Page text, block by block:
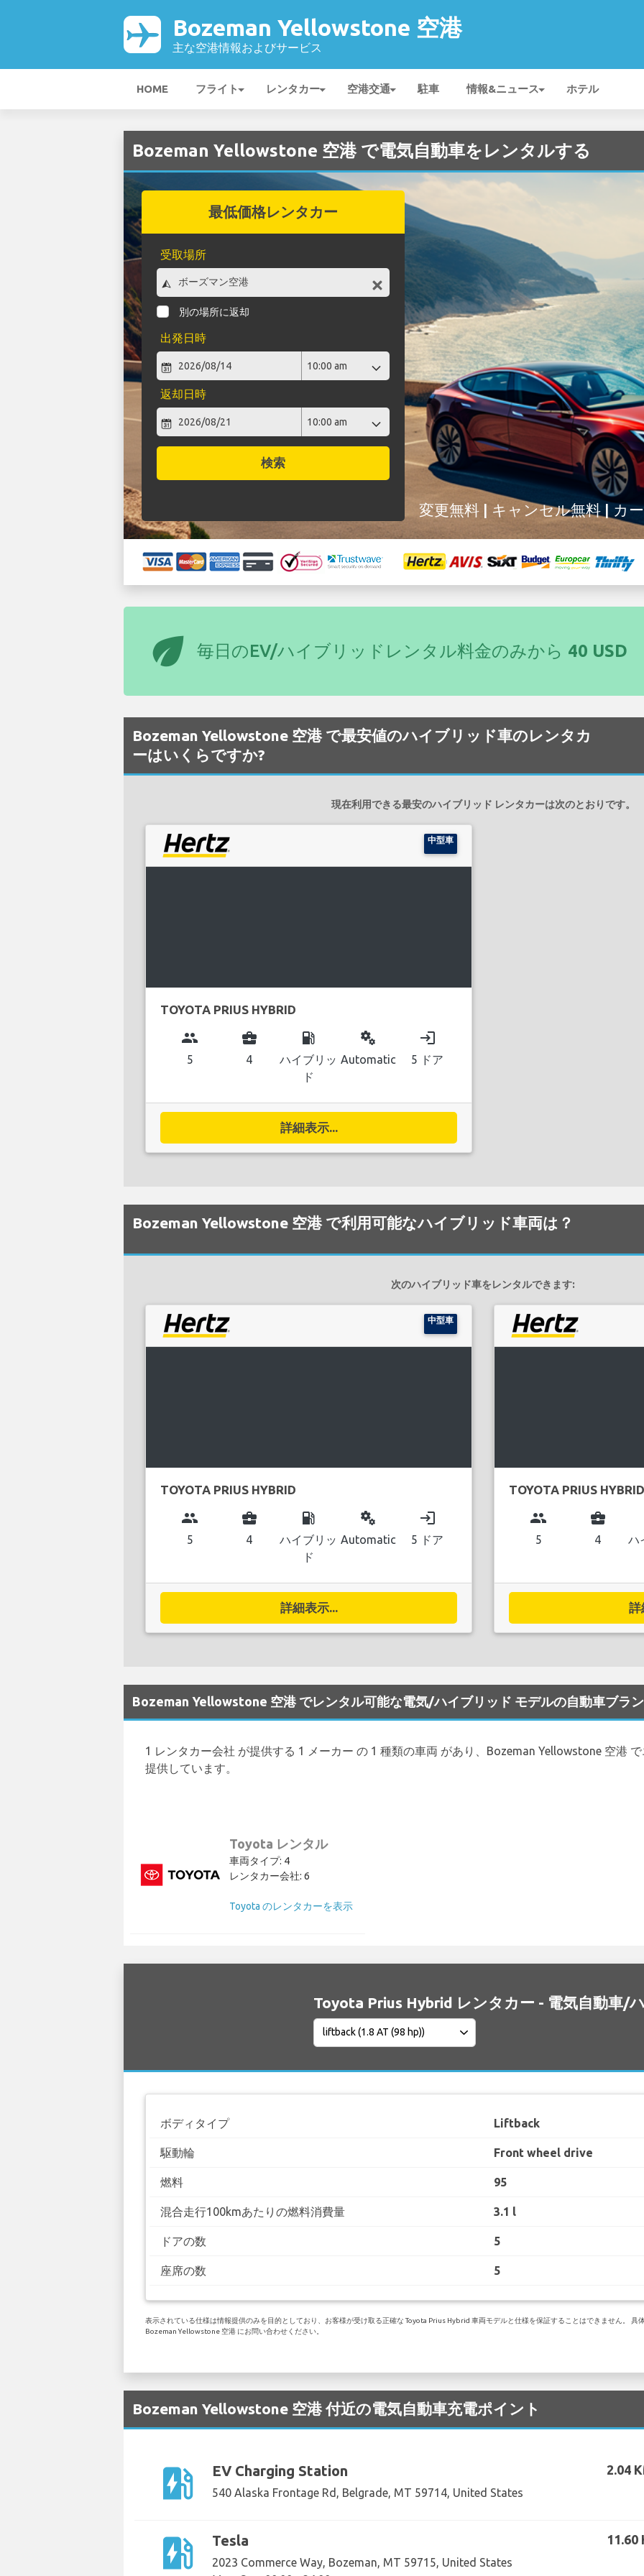
Bozeman Yellowstone 空港
主な空港情報およびサービス
HOME フライト レンタカー 空港交通 駐車 情報&ニュース ホテル
Bozeman Yellowstone 空港 で電気自動車をレンタルする
最低価格レンタカー
受取場所
別の場所に返却
出発日時
返却日時
検索
変更無料 | キャンセル無料 | カ
eco 毎日のEV/ハイブリッドレンタル料金のみから 40 USD
Bozeman Yellowstone 空港 で最安値のハイブリッド車のレンタカ
ーはいくらですか?
現在利用できる最安のハイブリッド レンタカーは次のとおりです。
中型車
TOYOTA PRIUS HYBRID
group
5
business_center
4
local_gas_station
ハイブリッ
ド
miscellaneous_services
Automatic
login
5 ドア
詳細表示...
Bozeman Yellowstone 空港 で利用可能なハイブリッド車両は？
次のハイブリッド車をレンタルできます:
中型車
TOYOTA PRIUS HYBRID
group
5
business_center
4
local_gas_station
ハイブリッ
ド
miscellaneous_services
Automatic
login
5 ドア
詳細表示...
TOYOTA PRIUS HYBRID
group
5
business_center
4 ハ
詳
Bozeman Yellowstone 空港 でレンタル可能な電気/ハイブリッド モデルの自動車ブラ
1 レンタカー会社 が提供する 1 メーカー の 1 種類の車両 があり、Bozeman Yellowstone 空港
提供しています。
Toyota レンタル
車両タイプ: 4
レンタカー会社: 6
Toyota のレンタカーを表示
Toyota Prius Hybrid レンタカー - 電気自動車/
ボディタイプ Liftback
駆動輪 Front wheel drive
燃料 95
混合走行100kmあたりの燃料消費量 3.1 l
ドアの数 5
座席の数 5
表示されている仕様は情報提供のみを目的としており、お客様が受け取る正確な Toyota Prius Hybrid 車両モデルと仕様を保証することはできません。 具
Bozeman Yellowstone 空港 にお問い合わせください。
Bozeman Yellowstone 空港 付近の電気自動車充電ポイント
ev_station EV Charging Station
540 Alaska Frontage Rd, Belgrade, MT 59714, United States
2.04
ev_station Tesla
2023 Commerce Way, Bozeman, MT 59715, United States
11.60